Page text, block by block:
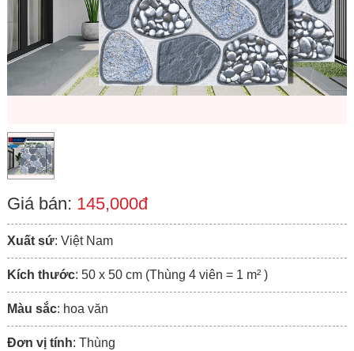
Giá bán: 145,000đ
Xuất sứ: Việt Nam
Kích thước: 50 x 50 cm (Thùng 4 viên = 1 m² )
Màu sắc: hoa văn
Đơn vị tính: Thùng